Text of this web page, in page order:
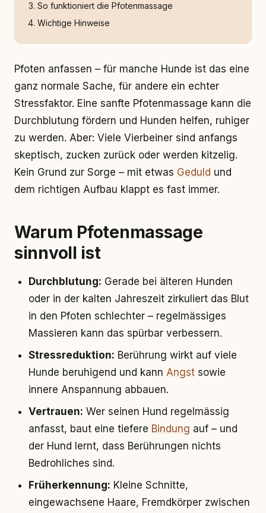
So funktioniert die Pfotenmassage
Wichtige Hinweise
Pfoten anfassen – für manche Hunde ist das eine
ganz normale Sache, für andere ein echter
Stressfaktor. Eine sanfte Pfotenmassage kann die
Durchblutung fördern und Hunden helfen, ruhiger
zu werden. Aber: Viele Vierbeiner sind anfangs
skeptisch, zucken zurück oder werden kitzelig.
Kein Grund zur Sorge – mit etwas Geduld und
dem richtigen Aufbau klappt es fast immer.
Warum Pfotenmassage
sinnvoll ist
Durchblutung: Gerade bei älteren Hunden
oder in der kalten Jahreszeit zirkuliert das Blut
in den Pfoten schlechter – regelmässiges
Massieren kann das spürbar verbessern.
Stressreduktion: Berührung wirkt auf viele
Hunde beruhigend und kann Angst sowie
innere Anspannung abbauen.
Vertrauen: Wer seinen Hund regelmässig
anfasst, baut eine tiefere Bindung auf – und
der Hund lernt, dass Berührungen nichts
Bedrohliches sind.
Früherkennung: Kleine Schnitte,
eingewachsene Haare, Fremdkörper zwischen